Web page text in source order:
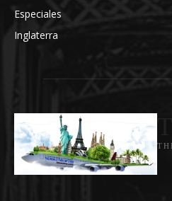
Especiales
Inglaterra